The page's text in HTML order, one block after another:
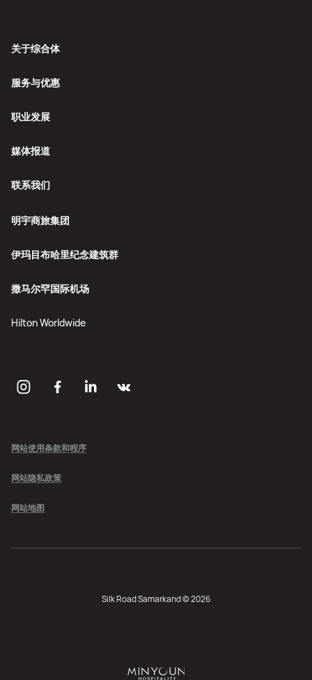
关于综合体
服务与优惠
职业发展
媒体报道
联系我们
明宇商旅集团
伊玛目布哈里纪念建筑群
撒马尔罕国际机场
Hilton Worldwide
网站使用条款和程序
网站隐私政策
网站地图
Silk Road Samarkand © 2026